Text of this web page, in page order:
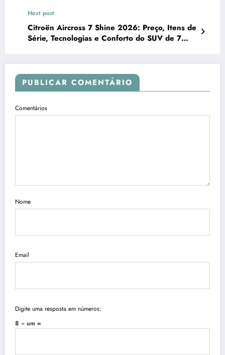
Next post
Citroën Aircross 7 Shine 2026: Preço, Itens de
Série, Tecnologias e Conforto do SUV de 7
PUBLICAR COMENTÁRIO
Comentários
Nome
Email
Digite uma resposta em números:
8 − um =